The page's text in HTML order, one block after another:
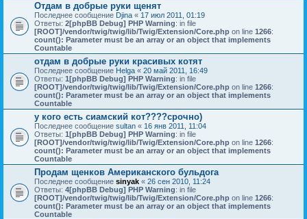
Отдам в добрые руки щенят
Последнее сообщение Djina « 17 июл 2011, 01:19
Ответы: 2[phpBB Debug] PHP Warning: in file
[ROOT]/vendor/twig/twig/lib/Twig/Extension/Core.php on line 1266:
count(): Parameter must be an array or an object that implements
Countable
отдам в добрые руки красивых котят
Последнее сообщение Helga « 20 май 2011, 16:49
Ответы: 1[phpBB Debug] PHP Warning: in file
[ROOT]/vendor/twig/twig/lib/Twig/Extension/Core.php on line 1266:
count(): Parameter must be an array or an object that implements
Countable
у кого есть сиамский кот????срочно)
Последнее сообщение sultan « 16 янв 2011, 11:04
Ответы: 1[phpBB Debug] PHP Warning: in file
[ROOT]/vendor/twig/twig/lib/Twig/Extension/Core.php on line 1266:
count(): Parameter must be an array or an object that implements
Countable
Продам щенков Американского бульдога
Последнее сообщение sinyak « 26 сен 2010, 11:24
Ответы: 4[phpBB Debug] PHP Warning: in file
[ROOT]/vendor/twig/twig/lib/Twig/Extension/Core.php on line 1266:
count(): Parameter must be an array or an object that implements
Countable